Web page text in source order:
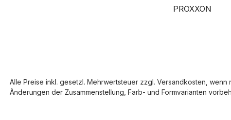
PROXXON
Alle Preise inkl. gesetzl. Mehrwertsteuer zzgl. Versandkosten ,
Änderungen der Zusammenstellung, Farb- und Formvarianten